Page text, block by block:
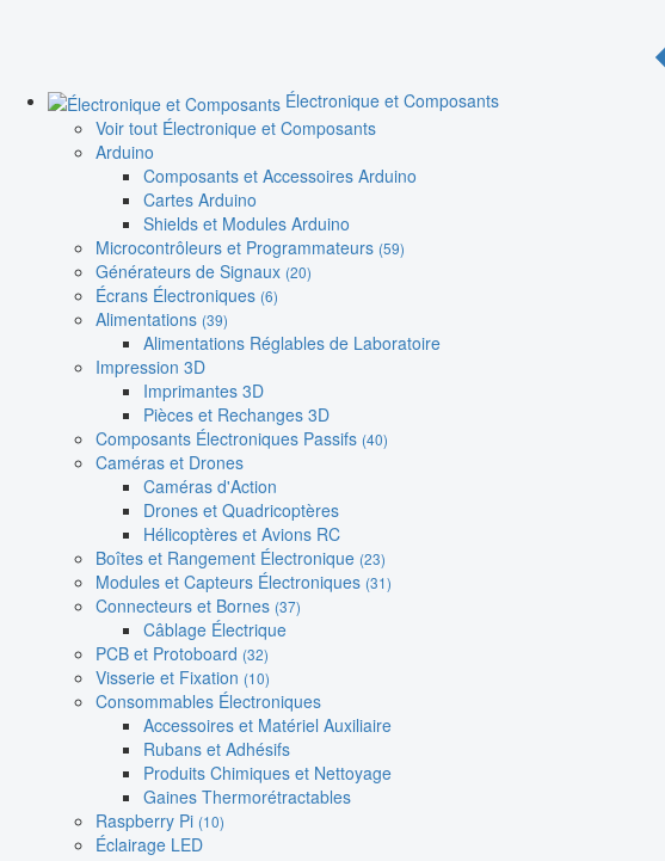
Électronique et Composants
Voir tout Électronique et Composants
Arduino
Composants et Accessoires Arduino
Cartes Arduino
Shields et Modules Arduino
Microcontrôleurs et Programmateurs (59)
Générateurs de Signaux (20)
Écrans Électroniques (6)
Alimentations (39)
Alimentations Réglables de Laboratoire
Impression 3D
Imprimantes 3D
Pièces et Rechanges 3D
Composants Électroniques Passifs (40)
Caméras et Drones
Caméras d'Action
Drones et Quadricoptères
Hélicoptères et Avions RC
Boîtes et Rangement Électronique (23)
Modules et Capteurs Électroniques (31)
Connecteurs et Bornes (37)
Câblage Électrique
PCB et Protoboard (32)
Visserie et Fixation (10)
Consommables Électroniques
Accessoires et Matériel Auxiliaire
Rubans et Adhésifs
Produits Chimiques et Nettoyage
Gaines Thermorétractables
Raspberry Pi (10)
Éclairage LED